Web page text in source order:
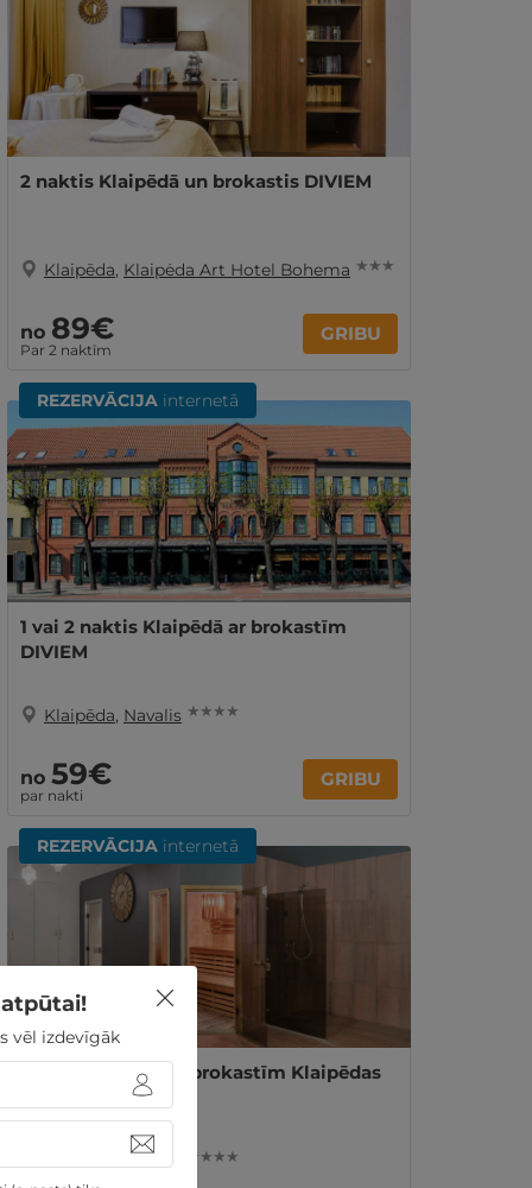
2 naktis Klaipēdā un brokastis DIVIEM
Klaipēda, Klaipėda Art Hotel Bohema ★ ★ ★
no 89€
Par 2 naktīm
GRIBU
REZERVĀCIJA internetā
1 vai 2 naktis Klaipēdā ar brokastīm
DIVIEM
Klaipēda, Navalis ★ ★ ★ ★
no 59€
par nakti
GRIBU
REZERVĀCIJA internetā
3, 4 vai 5 naktis ar brokastīm Klaipēdas
centrā DIVIEM
★ ★ ★ ★
vēl izdevīgāk